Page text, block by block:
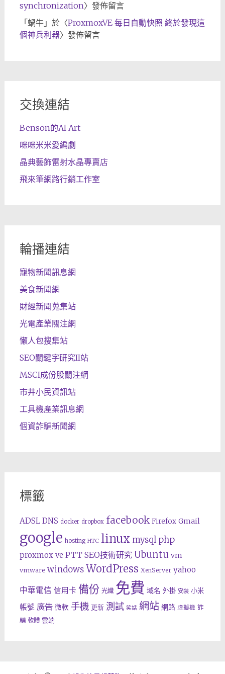
synchronization〉發佈留言
「 蝸牛」於〈ProxmoxVE 每日自動快照 終於發現這
個神兵利器〉發佈留言
交換連結
Benson的AI Art
咪咪米米愛編劇
晶典藝飾雷射水晶專賣店
飛來筆網路行銷工作室
輪播連結
寵物新聞訊息網
美食新聞網
財經新聞蒐集站
光電產業關注網
懶人包搜集站
SEO關鍵字研究II站
MSCI成份股關注網
市井小民資訊站
工具機產業訊息網
個資詐騙新聞網
標籤
ADSL DNS docker dropbox facebook Firefox Gmail
google hosting HTC linux mysql php
proxmox ve PTT SEO技術研究 Ubuntu vm
vmware windows WordPress XenServer yahoo
中華電信 信用卡 備份 光纖 免費 域名 外掛 安裝 小米
帳號 廣告 微軟 手機 更新 測試 笑話 網站 網路 虛擬機 詐
騙 軟體 雲端